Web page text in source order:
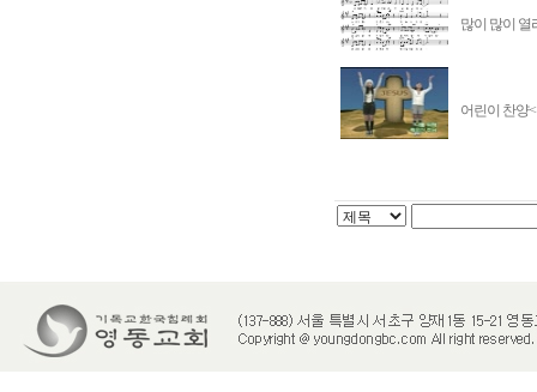
많이 많이 열
어린이 찬양